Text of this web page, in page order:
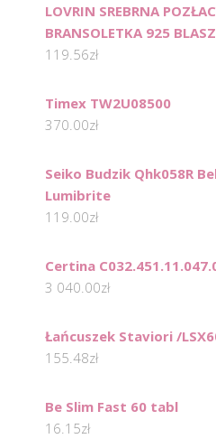
LOVRIN SREBRNA
BRANSOLETKA 925
119.56zł
Timex TW2U08500
370.00zł
Seiko Budzik Qhk058R
Lumibrite
119.00zł
Certina
3 040.00zł
Łańcuszek Staviori /
155.48zł
Be Slim Fast 60 tabl
16.15zł